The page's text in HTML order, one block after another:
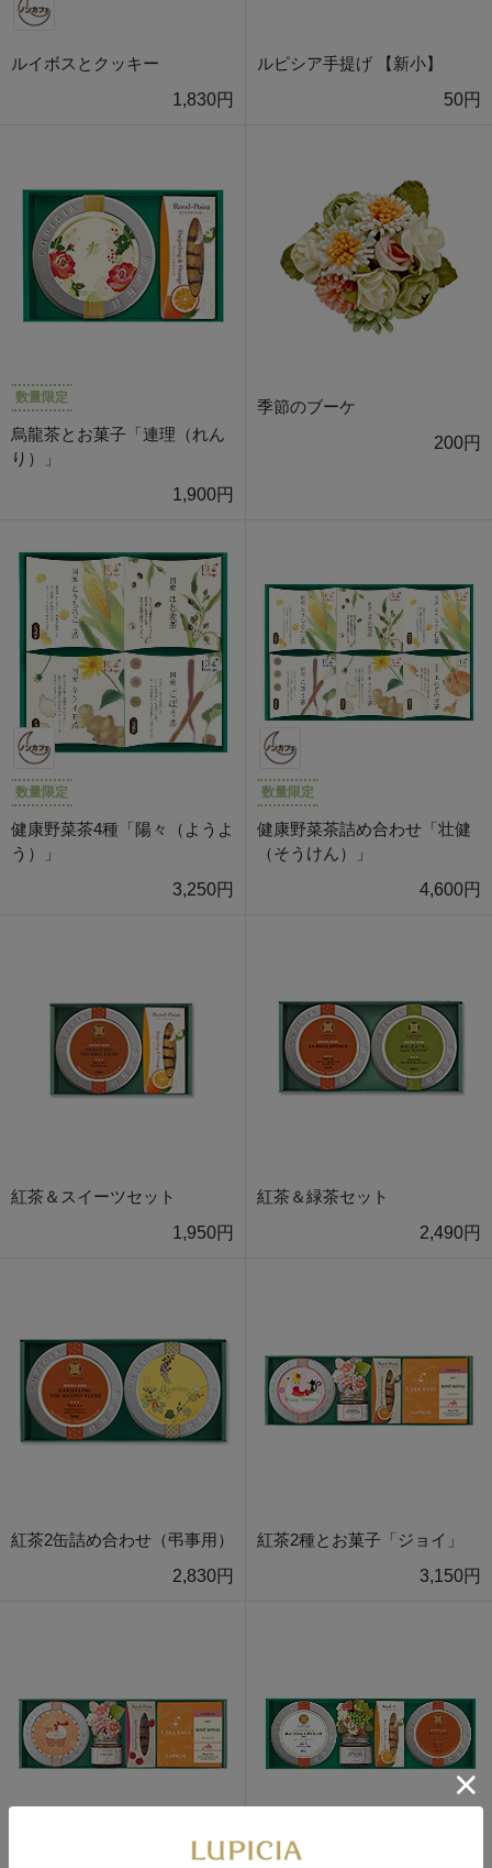
ルイボスとクッキー
1,830円
ルピシア手提げ 【新小】
50円
数量限定
烏龍茶とお菓子「連理（れん
り）」
1,900円
季節のブーケ
200円
数量限定
健康野菜茶4種「陽々（ようよ
う）」
3,250円
数量限定
健康野菜茶詰め合わせ「壮健
（そうけん）」
4,600円
紅茶＆スイーツセット
1,950円
紅茶＆緑茶セット
2,490円
紅茶2缶詰め合わせ（弔事用）
2,830円
紅茶2種とお菓子「ジョイ」
3,150円